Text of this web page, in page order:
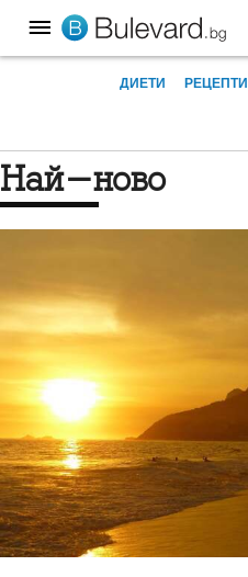
ДИЕТИ РЕЦЕПТИ
Най-ново